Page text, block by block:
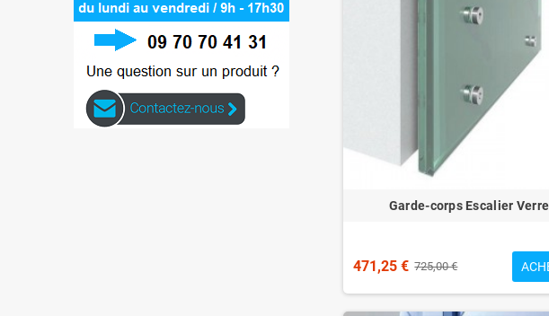
Garde-corps Escalier Verre
471,25 € 725,00 €